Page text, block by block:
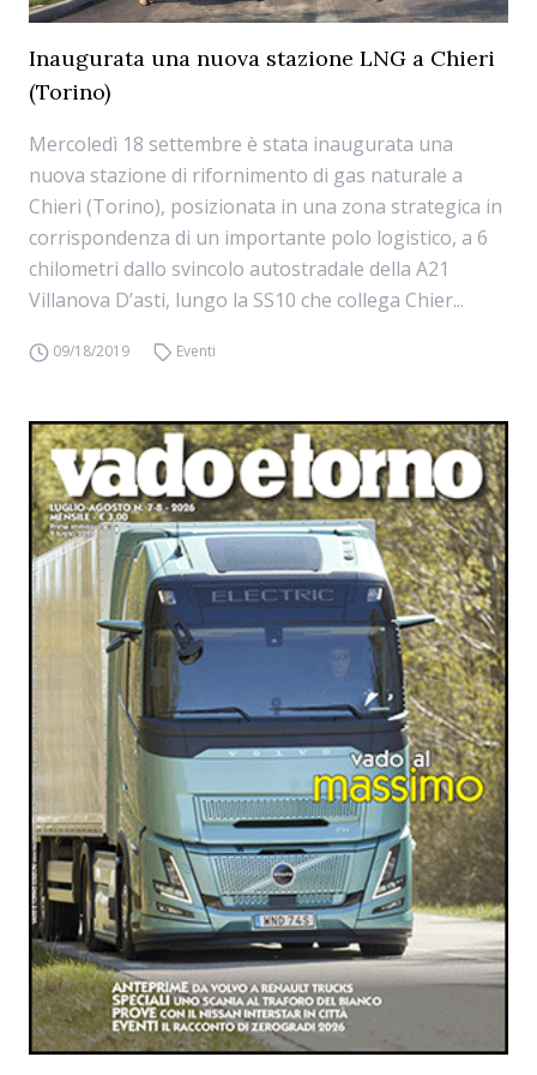
Inaugurata una nuova stazione LNG a Chieri
(Torino)
Mercoledì 18 settembre è stata inaugurata una
nuova stazione di rifornimento di gas naturale a
Chieri (Torino), posizionata in una zona strategica in
corrispondenza di un importante polo logistico, a 6
chilometri dallo svincolo autostradale della A21
Villanova D’asti, lungo la SS10 che collega Chier...
09/18/2019 Eventi